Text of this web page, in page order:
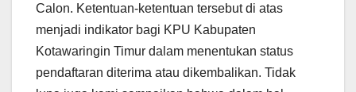
Calon. Ketentuan-ketentuan tersebut di atas
menjadi indikator bagi KPU Kabupaten
Kotawaringin Timur dalam menentukan status
pendaftaran diterima atau dikembalikan. Tidak